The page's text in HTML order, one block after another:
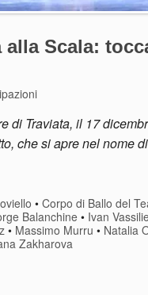
alla Scala:
di Traviata, il 17
che si apre nel nome
•Corpo di Ballo del
Balanchine • Ivan
• Massimo Murru • Natalia
Zakharova